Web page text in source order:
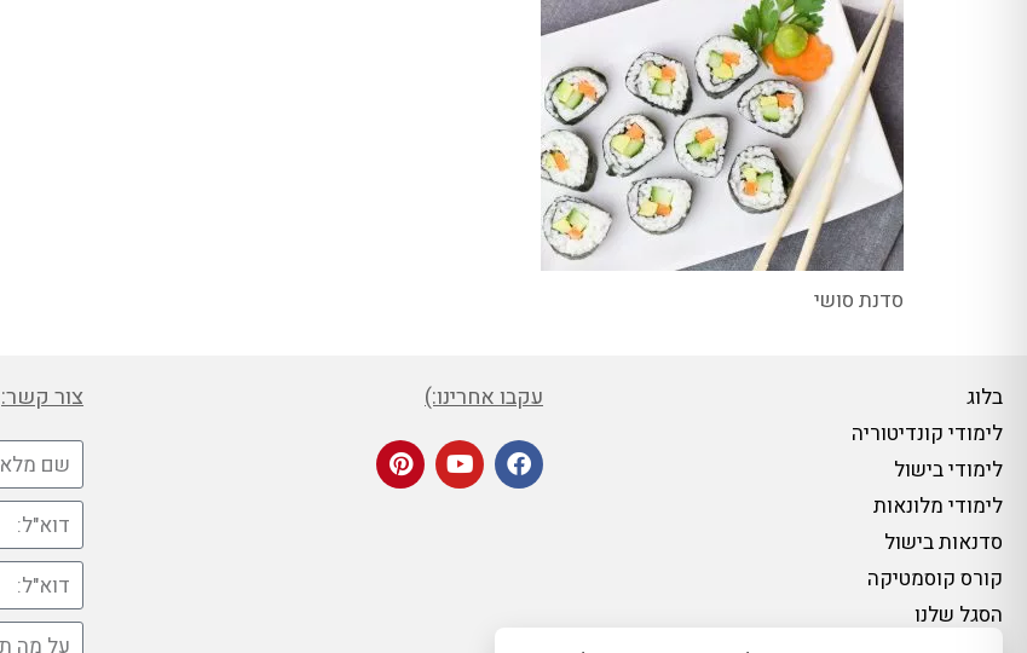
סדנת סושי
בלוג
לימודי קונדיטוריה
לימודי בישול
לימודי מלונאות
סדנאות בישול
קורס קוסמטיקה
הסגל שלנו
עקבו אחרינו:) צור קשר: